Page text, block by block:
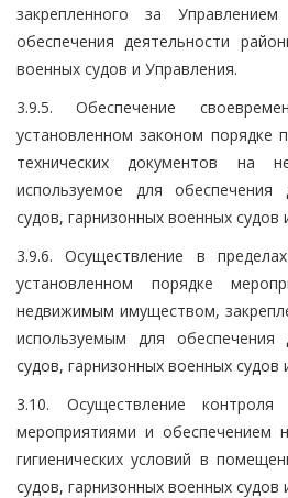
закрепленного за
обеспечения деятельности
военных судов и Управления.
3.9.5. Обеспечение
установленном законом порядке
технических документов на
используемое для обеспечения
судов, гарнизонных военных судов
3.9.6. Осуществление в
установленном порядке
недвижимым имуществом,
используемым для обеспечения
судов, гарнизонных военных судов
3.10. Осуществление
мероприятиями и обеспечением
гигиенических условий в
судов, гарнизонных военных судов